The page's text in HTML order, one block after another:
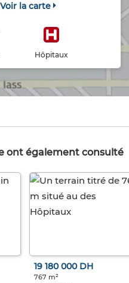
Voir la carte
Hôpitaux
ont également consulté
19 180 000 DH
767 m²